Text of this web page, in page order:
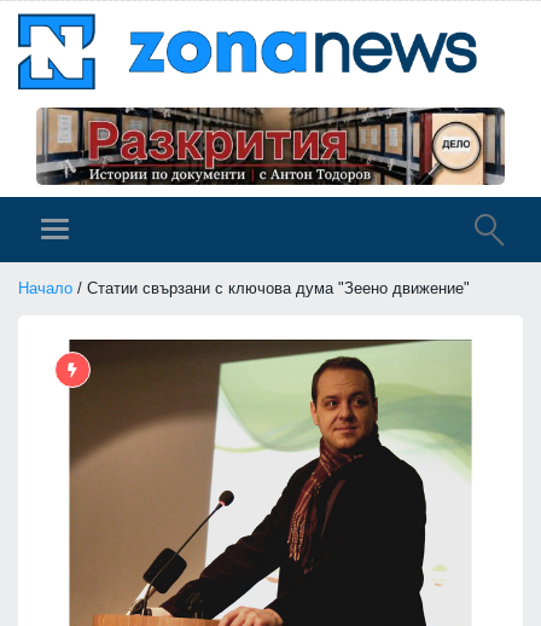
Начало / Статии свързани с ключова дума "Зеено движение"